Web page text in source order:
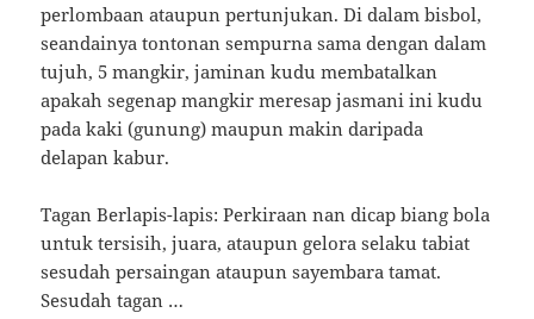
perlombaan ataupun pertunjukan. Di dalam bisbol,
seandainya tontonan sempurna sama dengan dalam
tujuh, 5 mangkir, jaminan kudu membatalkan
apakah segenap mangkir meresap jasmani ini kudu
pada kaki (gunung) maupun makin daripada
delapan kabur.
Tagan Berlapis-lapis: Perkiraan nan dicap biang bola
untuk tersisih, juara, ataupun gelora selaku tabiat
sesudah persaingan ataupun sayembara tamat.
Sesudah tagan …